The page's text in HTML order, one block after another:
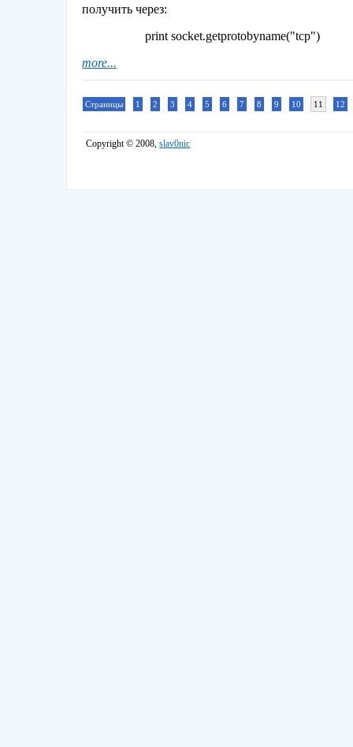
получить через:
print socket.getprotobyname("tcp")
more...
Страницы 1 2 3 4 5 6 7 8 9 10 11 12
Copyright © 2008,slav0nic